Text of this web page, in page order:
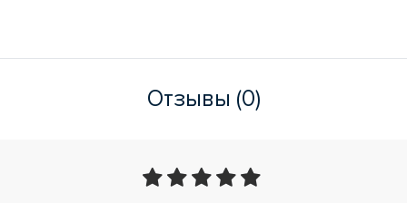
Отзывы (0)